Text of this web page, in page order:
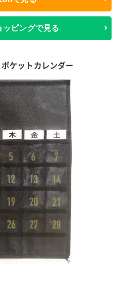
ピングで見る
ケットカレンダー